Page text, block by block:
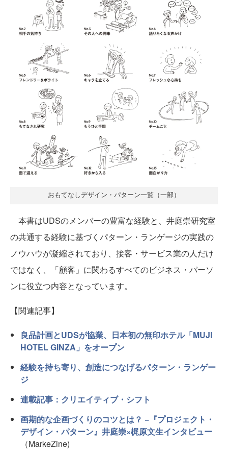
おもてなしデザイン・パターン一覧（一部）
本書はUDSのメンバーの豊富な経験と、井庭崇研究室
の共通する経験に基づくパターン・ランゲージの実践の
ノウハウが凝縮されており、接客・サービス業の人だけ
ではなく、「顧客」に関わるすべてのビジネス・パーソ
ンに役立つ内容となっています。
【関連記事】
良品計画とUDSが協業、日本初の無印ホテル「MUJI
HOTEL GINZA」をオープン
経験を持ち寄り、創造につなげるパターン・ランゲー
ジ
連載記事：クリエイティブ・シフト
画期的な企画づくりのコツとは？ −『プロジェクト・
デザイン・パターン』井庭崇×梶原文生インタビュー
（MarkeZine)